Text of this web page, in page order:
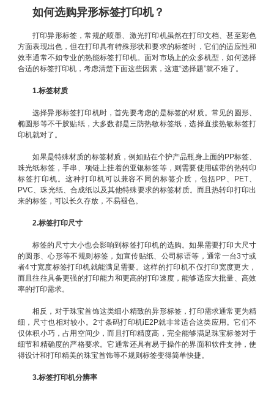
如何选购异形标签打印机？
打印异形标签，常规的喷墨、激光打印机虽然在打印文档、甚至彩色
方面表现出色，但在打印具有特殊形状和要求的标签时，它们的适应性和
效率通常不如专业的热能标签打印机。面对市场上的众多机型，如何选择
合适的标签打印机，考虑清楚下面这些因素，这道“选择题”就不难了。
1.标签材质
选择异形标签打印机时，首先要考虑的是标签的材质。常见的圆形、
椭圆形等不干胶贴纸，大多数都是三防热敏标签纸，选择直接热敏标签打
印机就对了。
如果是特殊材质的标签材质，例如贴在个护产品瓶身上面的PP标签、
珠光纸标签，手串、项链上挂着的亚银标签等，则需要使用碳带的热转印
标签打印机。这种打印机可以兼容不同的标签介质，包括PP、PET、
PVC、珠光纸、合成纸以及其他特殊要求的标签材质。而且热转印打印出
来的标签，可以长久存放，不易褪色。
2.标签打印尺寸
标签的尺寸大小也会影响到标签打印机的选购。如果需要打印大尺寸
的圆形、心形等不规则标签，如宣传贴纸、公司标语等，通常一台3寸或
者4寸宽度标签打印机就能满足需要。这样的打印机不仅打印宽度更大，
而且往往具备更强的打印能力和更高的打印速度，能够适应大批量、高效
率的打印需求。
相反，对于珠宝首饰这类细小精致的异形标签，打印需求通常更为精
细，尺寸也相对较小。2寸条码打印机iE2P就非常适合这类应用。它们不
仅体积小巧，占用空间少，而且打印精度高，完全能够满足珠宝标签对于
细节和精确度的严格要求。它通常还具有易于操作的界面和软件支持，使
得设计和打印精美的珠宝首饰等不规则标签变得简单快捷。
3.标签打印机分辨率